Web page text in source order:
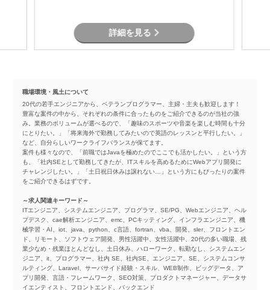
詳細を見る
職場環境・風土について
20代の若手エンジニアから、ベテランプログラマー、主婦・主夫も歓迎します！
豊富な案件の中から、それぞれの条件に合ったものをご紹介できるのが当社の強
み。業務のボリュームが選べるので、「趣味のスポーツや音楽を楽しむ時間も十分
にとりたい。」「将来海外で勤務してみたいので英語のレッスンと平行したい。」
など、自分らしいワークライフバランスが保てます。
案件も様々なので、「前職ではJavaを極めたのでここでも活かしたい。」という方
も、「社内SEとして勤務してきたが、ITスキルを高めるためにWebアプリ開発に
チャレンジしたい。」「土日祝日休みは譲れない…」という方にもぴったりの案件
をご紹介できるはずです。
～求人関連キーワード～
ITエンジニア、システムエンジニア、プログラマ、SE/PG、Webエンジニア、ヘル
プデスク、cae解析エンジニア、emc、PCキッティング、インフラエンジニア、機
械学習・AI、iot、java、python、c言語、fortran、vba、開発、sler、フロントエン
ド、リモート、ソフトウェア開発、男性活躍中、女性活躍中、20代の多い職場、残
業少なめ・残業ほとんどなし、土日休み、ハローワーク、転勤なし、システムエン
ジニア、it、プログラマー、社内 SE、社内SE、エンジニア、SE、システムコンサ
ルティング、Laravel、サーバサイド経験・スキル、WEB制作、ビッグデータ、ア
プリ開発、言語・フレームワーク、SEO対策、プロダクトマネージャー、データサ
イエンティスト、フロントエンド、バックエンド